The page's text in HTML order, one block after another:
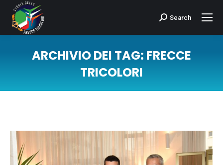
Cerca:Search
ARCHIVIO DEI TAG: FRECCE
TRICOLORI